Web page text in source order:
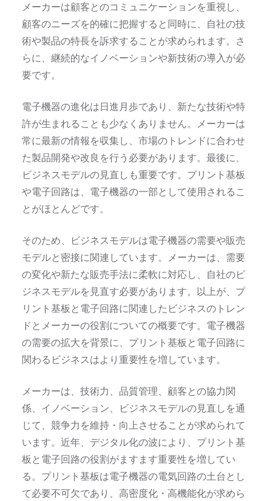
メーカーは顧客とのコミュニケーションを重視し、
顧客のニーズを的確に把握すると同時に、自社の技
術や製品の特長を訴求することが求められます。さ
らに、継続的なイノベーションや新技術の導入が必
要です。
電子機器の進化は日進月歩であり、新たな技術や特
許が生まれることも少なくありません。メーカーは
常に最新の情報を収集し、市場のトレンドに合わせ
た製品開発や改良を行う必要があります。最後に、
ビジネスモデルの見直しも重要です。プリント基板
や電子回路は、電子機器の一部として使用されるこ
とがほとんどです。
そのため、ビジネスモデルは電子機器の需要や販売
モデルと密接に関連しています。メーカーは、需要
の変化や新たな販売手法に柔軟に対応し、自社のビ
ジネスモデルを見直す必要があります。以上が、プ
リント基板と電子回路に関連したビジネスのトレン
ドとメーカーの役割についての概要です。電子機器
の需要の拡大を背景に、プリント基板と電子回路に
関わるビジネスはより重要性を増しています。
メーカーは、技術力、品質管理、顧客との協力関
係、イノベーション、ビジネスモデルの見直しを通
じて、競争力を維持・向上させることが求められて
います。近年、デジタル化の波により、プリント基
板と電子回路の役割がますます重要性を増してい
る。プリント基板は電子機器の電気回路の土台とし
て必要不可欠であり、高密度化・高機能化が求めら